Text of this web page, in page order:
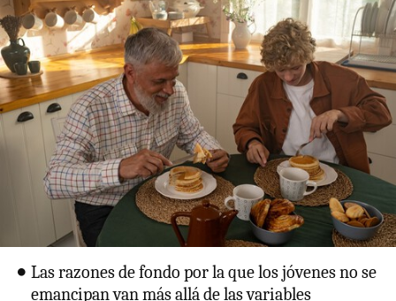
Las razones de fondo por la que los jóvenes no se
emancipan van más allá de las variables